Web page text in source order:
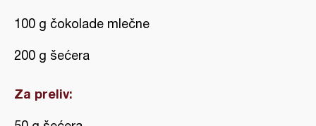
100 g čokolade mlečne
200 g šećera
Za preliv: